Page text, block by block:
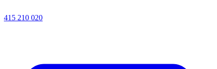
415 210 020